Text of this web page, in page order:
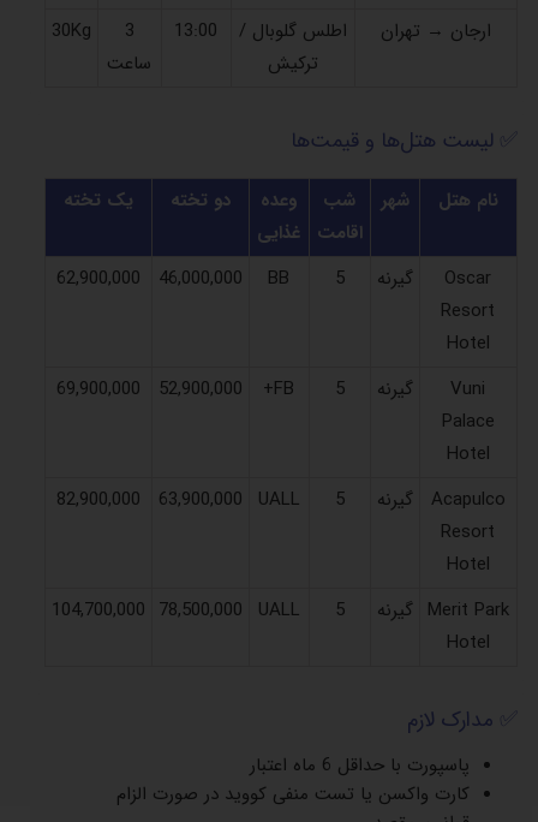
ارجان → تهران
اطلس گلوبال /
ترکیش
13:00
3
ساعت
30Kg
✅ لیست هتل‌ها و قیمت‌ها
نام هتل شهر
شب
اقامت
وعده
غذایی
دو تخته یک تخته
Oscar
Resort
Hotel
گیرنه 5
BB
46,000,000
62,900,000
Vuni
Palace
Hotel
گیرنه 5
FB+
52,900,000
69,900,000
Acapulco
Resort
Hotel
گیرنه 5
UALL
63,900,000
82,900,000
Merit Park
Hotel
گیرنه 5
UALL
78,500,000
104,700,000
✅ مدارک لازم
پاسپورت با حداقل 6 ماه اعتبار
کارت واکسن یا تست منفی کووید در صورت الزام